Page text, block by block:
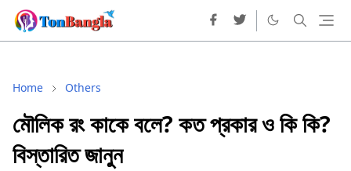
Home Others
মৌলিক রং কাকে বলে? কত প্রকার ও কি কি?
বিস্তারিত জানুন